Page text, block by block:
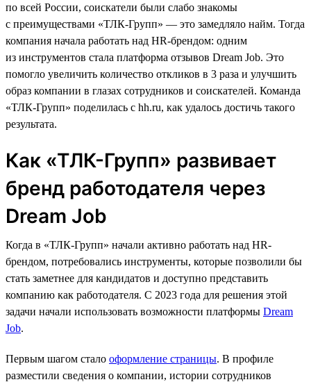
по всей России, соискатели были слабо знакомы
с преимуществами «ТЛК-Групп» — это замедляло найм. Тогда
компания начала работать над HR-брендом: одним
из инструментов стала платформа отзывов Dream Job. Это
помогло увеличить количество откликов в 3 раза и улучшить
образ компании в глазах сотрудников и соискателей. Команда
«ТЛК-Групп» поделилась с hh.ru, как удалось достичь такого
результата.
Как «ТЛК-Групп» развивает
бренд работодателя через
Dream Job
Когда в «ТЛК-Групп» начали активно работать над HR-
брендом, потребовались инструменты, которые позволили бы
стать заметнее для кандидатов и доступно представить
компанию как работодателя. С 2023 года для решения этой
задачи начали использовать возможности платформы Dream
Job.
Первым шагом стало оформление страницы. В профиле
разместили сведения о компании, истории сотрудников